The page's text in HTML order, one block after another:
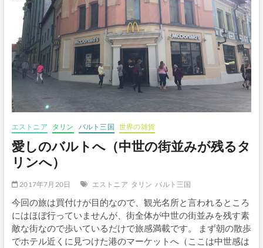
ね
る
旅〜
vol.1
エストニア タリン バルト三国 世界の雑貨
愛しのバルトへ（中世の街並みが残るタ
リンへ）
2017年7月20日 エストニア タリン バルト三国
今回の旅は買付けが目的なので、観光名所と言われるところ
にはほぼ行っていませんが、街全体が中世の街並みを残す素
敵な街なので歩いているだけで旅感満載です。 まず朝の散歩
でホテル近くに見つけた港のマーケットへ（ここは中世感は